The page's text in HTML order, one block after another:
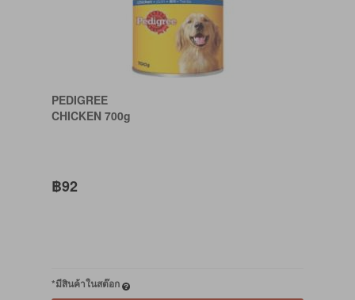
PEDIGREE
CHICKEN 700g
฿92
*มีสินค้าในสต๊อก